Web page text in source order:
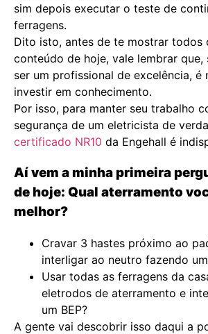
sim depois executar o teste de
ferragens.
Dito isto, antes de te mostrar todos
conteúdo de hoje, vale lembrar que,
ser um profissional de excelência, é
investir em conhecimento.
Por isso, para manter seu trabalho
segurança de um eletricista de
certificado NR10 da Engehall é
Aí vem a minha primeira
de hoje: Qual aterramento
melhor?
Cravar 3 hastes próximo ao
interligar ao neutro fazendo um
Usar todas as ferragens da
eletrodos de aterramento e
um BEP?
A gente vai descobrir isso daqui a